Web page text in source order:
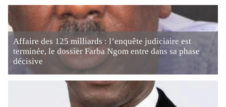
Affaire des 125 milliards : l’enquête judiciaire est
terminée, le dossier Farba Ngom entre dans sa phase
décisive